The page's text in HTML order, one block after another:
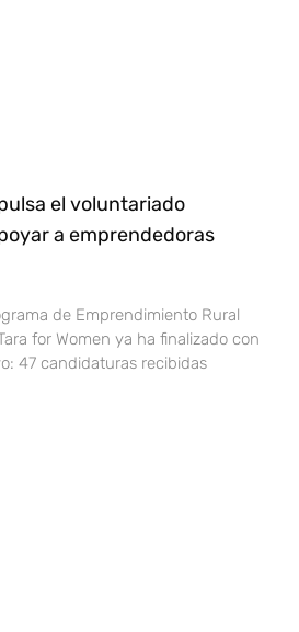
el voluntariado
a emprendedoras
de Emprendimiento Rural
for Women ya ha finalizado con
47 candidaturas recibidas